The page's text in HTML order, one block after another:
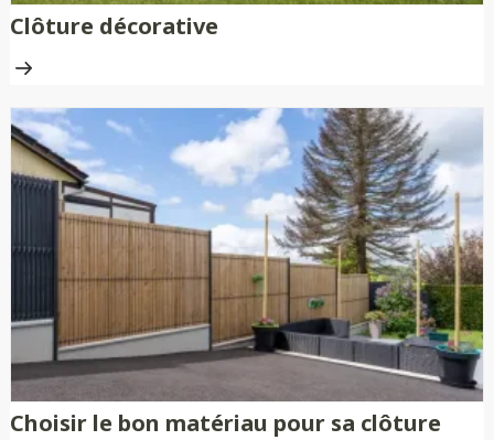
Clôture décorative
Choisir le bon matériau pour sa clôture